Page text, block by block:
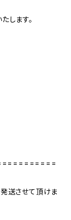
します。
送させて頂けま